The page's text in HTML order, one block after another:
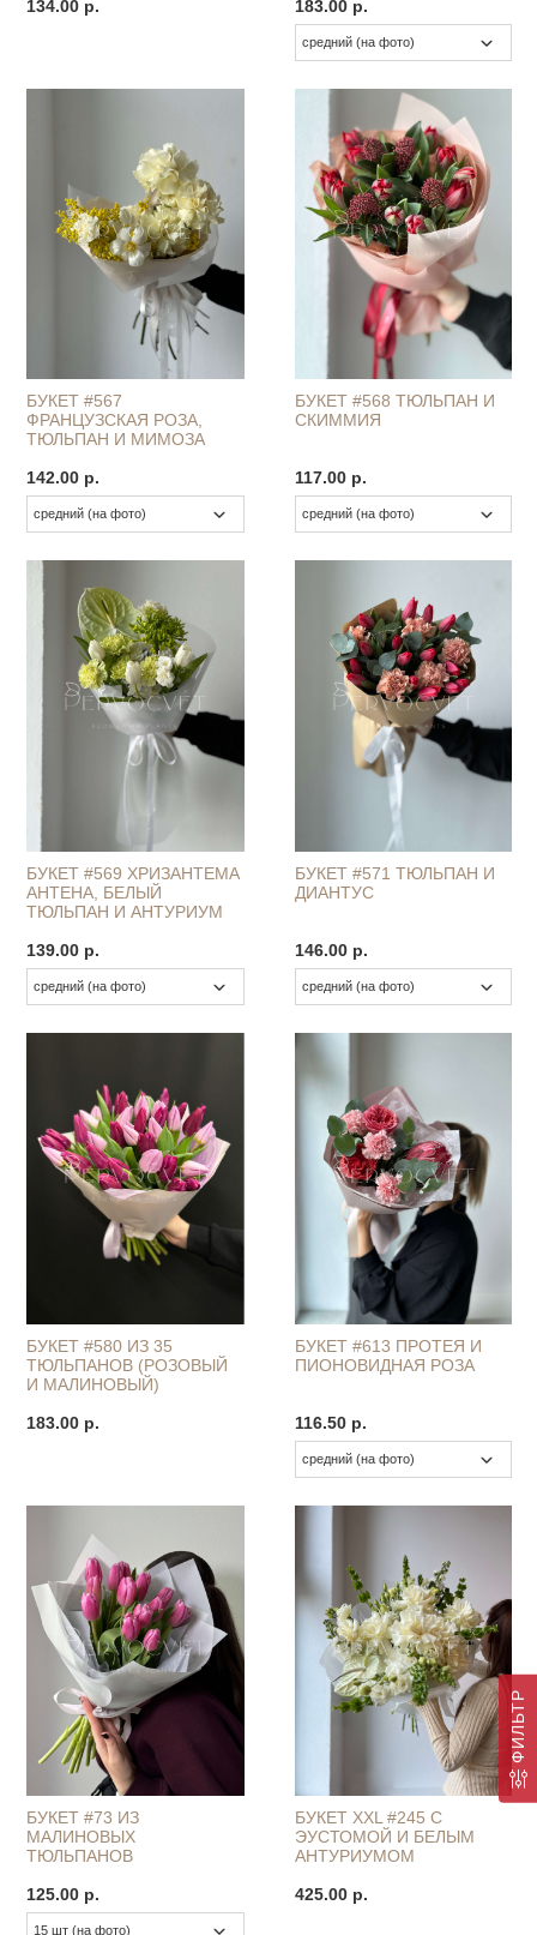
ФИЛЬТР
134.00 р.
183.00 р.
БУКЕТ #567
ФРАНЦУЗСКАЯ РОЗА,
ТЮЛЬПАН И МИМОЗА
142.00 р.
БУКЕТ #568 ТЮЛЬПАН И
СКИММИЯ
117.00 р.
БУКЕТ #569 ХРИЗАНТЕМА
АНТЕНА, БЕЛЫЙ
ТЮЛЬПАН И АНТУРИУМ
139.00 р.
БУКЕТ #571 ТЮЛЬПАН И
ДИАНТУС
146.00 р.
БУКЕТ #580 ИЗ 35
ТЮЛЬПАНОВ (РОЗОВЫЙ
И МАЛИНОВЫЙ)
183.00 р.
БУКЕТ #613 ПРОТЕЯ И
ПИОНОВИДНАЯ РОЗА
116.50 р.
БУКЕТ #73 ИЗ
МАЛИНОВЫХ
ТЮЛЬПАНОВ
125.00 р.
БУКЕТ XXL #245 С
ЭУСТОМОЙ И БЕЛЫМ
АНТУРИУМОМ
425.00 р.